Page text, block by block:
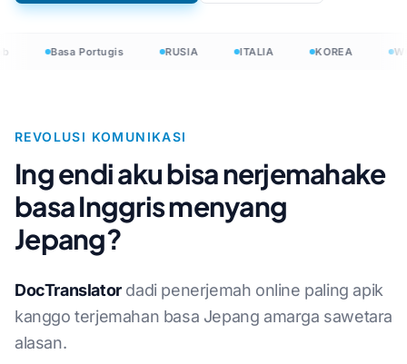
Basa Portugis RUSIA ITALIA KOREA
REVOLUSI KOMUNIKASI
Ing endi aku bisa nerjemahake
basa Inggris menyang
Jepang?
DocTranslatordadi penerjemah online paling apik
kanggo terjemahan basa Jepang amarga sawetara
alasan.